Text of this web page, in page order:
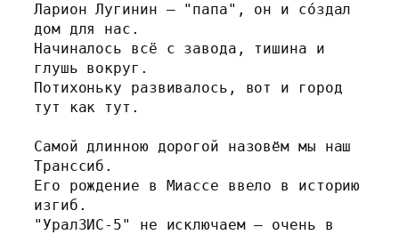
Ларион Лугинин – "папа", он и сóздал
дом для нас.
Начиналось всë с завода, тишина и
глушь вокруг.
Потихоньку развивалось, вот и город
тут как тут.
Самой длинною дорогой назовём мы наш
Транссиб.
Его рождение в Миассе ввело в историю
изгиб.
"УралЗИС-5" не исключаем – очень в